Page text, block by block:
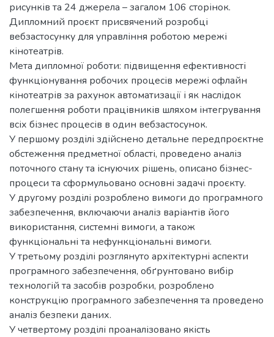
рисунків та 24 джерела – загалом 106 сторінок.
Дипломний проєкт присвячений розробці
вебзастосунку для управління роботою мережі
кінотеатрів.
Мета дипломної роботи: підвищення ефективності
функціонування робочих процесів мережі офлайн
кінотеатрів за рахунок автоматизації і як наслідок
полегшення роботи працівників шляхом інтегрування
всіх бізнес процесів в один вебзастосунок.
У першому розділі здійснено детальне передпроєктне
обстеження предметної області, проведено аналіз
поточного стану та існуючих рішень, описано бізнес-
процеси та сформульовано основні задачі проєкту.
У другому розділі розроблено вимоги до програмного
забезпечення, включаючи аналіз варіантів його
використання, системні вимоги, а також
функціональні та нефункціональні вимоги.
У третьому розділі розглянуто архітектурні аспекти
програмного забезпечення, обґрунтовано вибір
технологій та засобів розробки, розроблено
конструкцію програмного забезпечення та проведено
аналіз безпеки даних.
У четвертому розділі проаналізовано якість